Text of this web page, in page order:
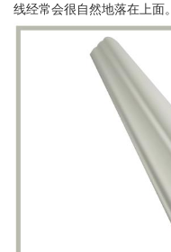
线经常会很自然地落在上面。